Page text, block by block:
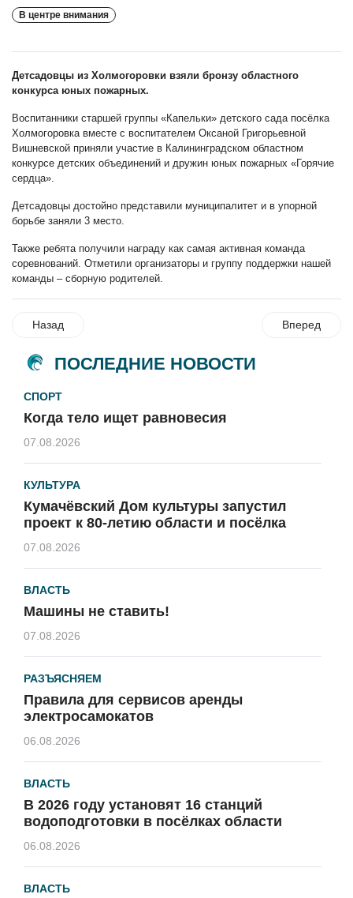
В центре внимания
Детсадовцы из Холмогоровки взяли бронзу областного
конкурса юных пожарных.
Воспитанники старшей группы «Капельки» детского сада посёлка
Холмогоровка вместе с воспитателем Оксаной Григорьевной
Вишневской приняли участие в Калининградском областном
конкурсе детских объединений и дружин юных пожарных «Горячие
сердца».
Детсадовцы достойно представили муниципалитет и в упорной
борьбе заняли 3 место.
Также ребята получили награду как самая активная команда
соревнований. Отметили организаторы и группу поддержки нашей
команды – сборную родителей.
Назад Вперед
ПОСЛЕДНИЕ НОВОСТИ
СПОРТ
Когда тело ищет равновесия
07.08.2026
КУЛЬТУРА
Кумачёвский Дом культуры запустил
проект к 80-летию области и посёлка
07.08.2026
ВЛАСТЬ
Машины не ставить!
07.08.2026
РАЗЪЯСНЯЕМ
Правила для сервисов аренды
электросамокатов
06.08.2026
ВЛАСТЬ
В 2026 году установят 16 станций
водоподготовки в посёлках области
06.08.2026
ВЛАСТЬ